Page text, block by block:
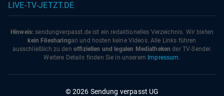
LIVE-TV-JETZT.DE
Hinweis: sendungverpasst.de ist ein redaktionelles Verzeichnis. Wir bieten
kein Filesharingan und hosten keine Videos. Alle Links führen
ausschließlich zu den offiziellen und legalen Mediatheken der TV-Sender.
Weitere Details finden Sie in unserem Impressum.
© 2026 Sendung verpasst UG